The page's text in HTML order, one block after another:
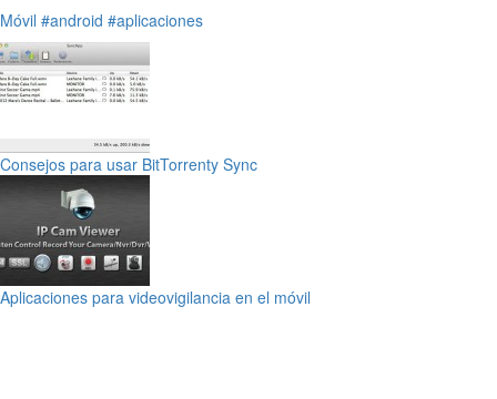
Móvil #android #aplicaciones
Consejos para usar BitTorrenty Sync
Aplicaciones para videovigilancia en el móvil